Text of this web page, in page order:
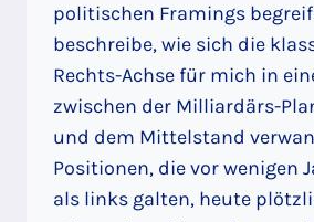
politischen Framings
beschreibe, wie sich die
Rechts-Achse für mich in
zwischen der Milliardärs-
und dem Mittelstand
Positionen, die vor wenigen
als links galten, heute